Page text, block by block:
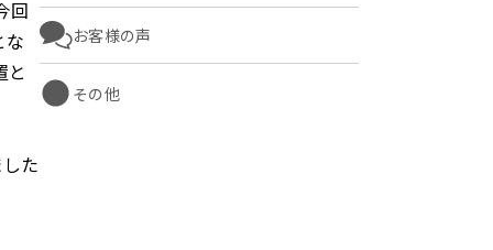
回
な
と
た
お客様の声
その他